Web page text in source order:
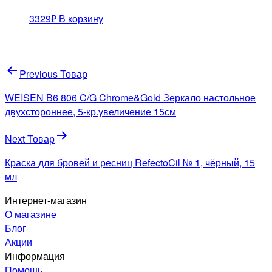
3329₽ В корзину
Навигация
по
записям
Previous Товар
WEISEN B6 806 C/G Chrome&Gold Зеркало настольное
двухстороннее, 5-кр.увеличение 15см
Next Товар
Краска для бровей и ресниц RefectoCil № 1, чёрный, 15
мл
Интернет-магазин
О магазине
Блог
Акции
Информация